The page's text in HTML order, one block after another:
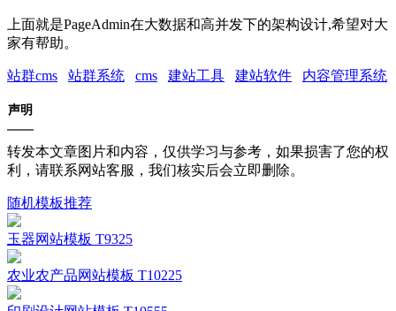
上面就是PageAdmin在大数据和高并发下的架构设计,希望对大
家有帮助。
站群cms 站群系统 cms 建站工具 建站软件 内容管理系统
声明
转发本文章图片和内容，仅供学习与参考，如果损害了您的权
利，请联系网站客服，我们核实后会立即删除。
随机模板推荐
玉器网站模板 T9325
农业农产品网站模板 T10225